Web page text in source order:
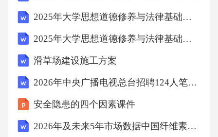
C.坚持立足民族又面向世界
D.弘扬爱国主义精神
【答案】：A11、在当前“大众创业、万众创新”
2025年大学思想道德修养与法律基础期末考试题及参考答案【新】
2025年大学思想道德修养与法律基础期末考试题【达标题】
滑草场建设施工方案
2026年中央广播电视总台招聘124人笔试模拟试题及答案解析
安全隐患的四个因素课件
2026年及未来5年市场数据中国纤维素酶行业发展趋势预测及投资战略咨询报告